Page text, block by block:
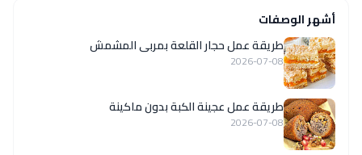
أشهر الوصفات
طريقة عمل حجار القلعة بمربى المشمش
2026-07-08
طريقة عمل عجينة الكبة بدون ماكينة
2026-07-08